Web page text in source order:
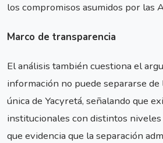
los compromisos asumidos por las
Marco de transparencia
El análisis también cuestiona el
información no puede separarse
única de Yacyretá, señalando que
institucionales con distintos
que evidencia que la separación